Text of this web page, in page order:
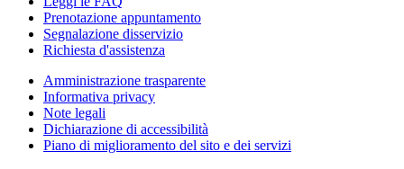
Prenotazione appuntamento
Segnalazione disservizio
Richiesta d'assistenza
Amministrazione trasparente
Informativa privacy
Note legali
Dichiarazione di accessibilità
Piano di miglioramento del sito e dei servizi